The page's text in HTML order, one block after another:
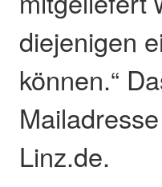
diejenigen
können.“
Linz.de.